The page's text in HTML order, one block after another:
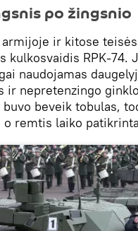
po žingsnio
armijoje ir kitose
kulkosvaidis RPK-74.
naudojamas
ir nepretenzingo
beveik tobulas,
remtis laiko